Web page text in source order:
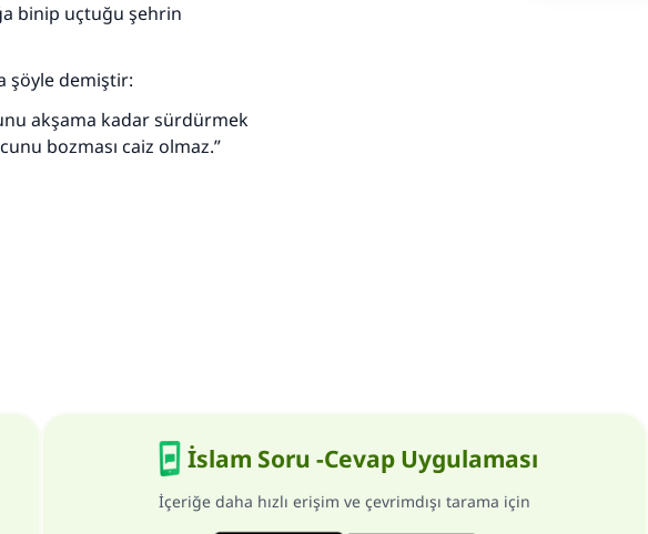
binip uçtuğu şehrin
şöyle demiştir:
akşama kadar sürdürmek
bozması caiz olmaz.”
İslam Soru -Cevap Uygulaması
İçeriğe daha hızlı erişim ve çevrimdışı tarama için